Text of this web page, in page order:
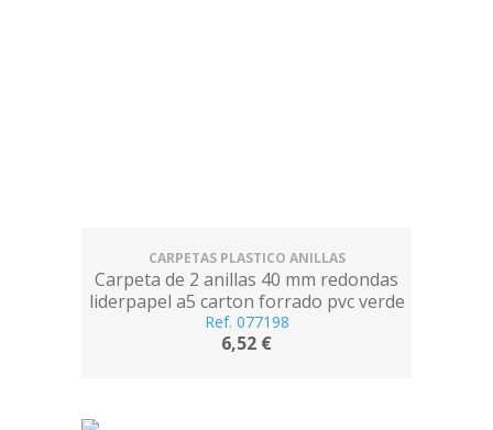
CARPETAS PLASTICO ANILLAS
Carpeta de 2 anillas 40 mm redondas
liderpapel a5 carton forrado pvc verde
Ref. 077198
6,52 €